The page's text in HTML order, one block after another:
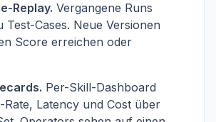
Replay. Vergangene Runs
Test-Cases. Neue Versionen
Score erreichen oder
Per-Skill-Dashboard
Rate, Latency und Cost über